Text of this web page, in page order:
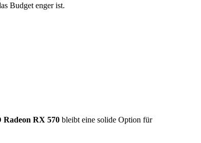
Budget enger ist.
Radeon RX 570 bleibt eine solide Option für